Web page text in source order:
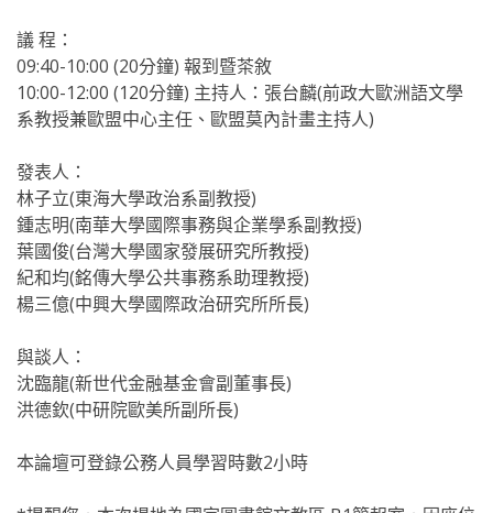
議 程：
09:40-10:00 (20分鐘) 報到暨茶敘
10:00-12:00 (120分鐘) 主持人：張台麟(前政大歐洲語文學
系教授兼歐盟中心主任、歐盟莫內計畫主持人)
發表人：
林子立(東海大學政治系副教授)
鍾志明(南華大學國際事務與企業學系副教授)
葉國俊(台灣大學國家發展研究所教授)
紀和均(銘傳大學公共事務系助理教授)
楊三億(中興大學國際政治研究所所長)
與談人：
沈臨龍(新世代金融基金會副董事長)
洪德欽(中研院歐美所副所長)
本論壇可登錄公務人員學習時數2小時